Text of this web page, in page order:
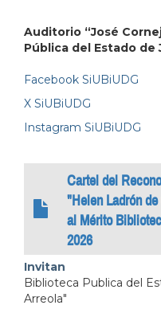
Auditorio “José
Pública del Estado de
Facebook SiUBiUDG
X SiUBiUDG
Instagram SiUBiUDG
Cartel del
"Helen Ladrón
al Mérito
2026
Invitan
Biblioteca Publica del
Arreola"